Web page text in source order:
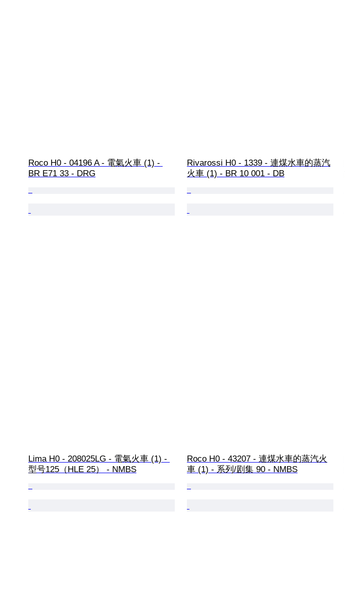
Roco H0 - 04196 A - 電氣火車 (1) -
BR E71 33 - DRG
Rivarossi H0 - 1339 - 連煤水車的蒸汽
火車 (1) - BR 10 001 - DB
Lima H0 - 208025LG - 電氣火車 (1) -
型号125（HLE 25） - NMBS
Roco H0 - 43207 - 連煤水車的蒸汽火
車 (1) - 系列/剧集 90 - NMBS